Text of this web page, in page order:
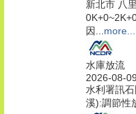
新北市 八
因... more...
水庫放流
2026-08-
水利署訊
溪):調節性